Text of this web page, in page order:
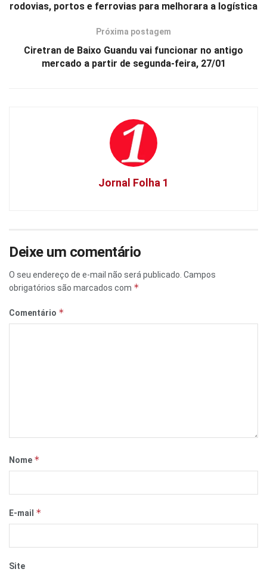
rodovias, portos e ferrovias para melhorara a logística
Próxima postagem
Ciretran de Baixo Guandu vai funcionar no antigo
mercado a partir de segunda-feira, 27/01
Jornal Folha 1
Deixe um comentário
O seu endereço de e-mail não será publicado. Campos
obrigatórios são marcados com *
Comentário *
Nome *
E-mail *
Site